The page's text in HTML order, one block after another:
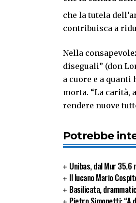
che la tutela
contribuisca a
Nella
diseguali” (don
a cuore e a
morta. “La carità,
rendere nuove
Potrebbe
Unibas, dal Mur 35.6
Il lucano Mario
Basilicata,